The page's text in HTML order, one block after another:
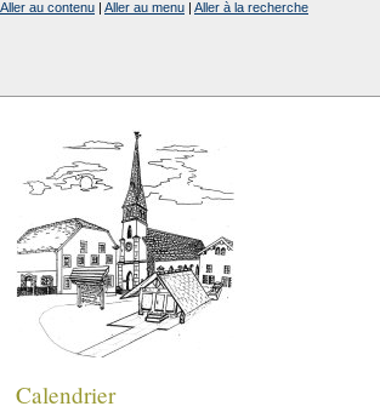
Aller au contenu | Aller au menu | Aller à la recherche
Calendrier